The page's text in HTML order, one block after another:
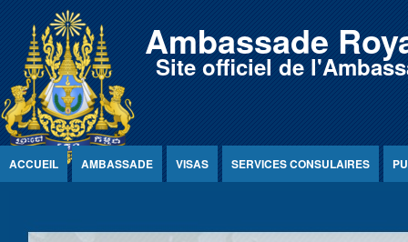
Jump to Content Ambassade
Site officiel de
ACCUEIL AMBASSADE VISAS SERVICES CONSULAIRES